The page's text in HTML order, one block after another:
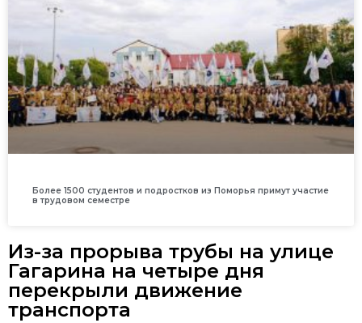
Более 1500 студентов и подростков из Поморья примут участие
в трудовом семестре
Из-за прорыва трубы на улице
Гагарина на четыре дня
перекрыли движение
транспорта